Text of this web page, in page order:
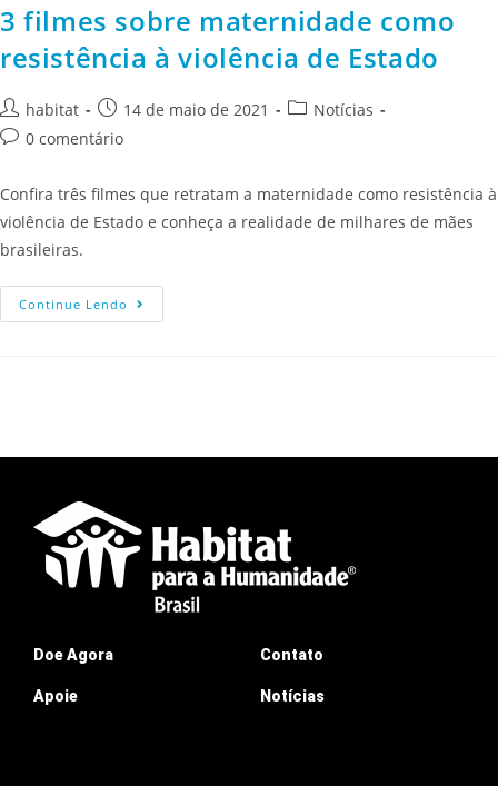
3 filmes sobre maternidade como
resistência à violência de Estado
habitat 14 de maio de 2021
Notícias
0 comentário
Confira três filmes que retratam a maternidade como resistência à
violência de Estado e conheça a realidade de milhares de mães
brasileiras.
Continue Lendo
Doe Agora
Apoie
Contato
Notícias